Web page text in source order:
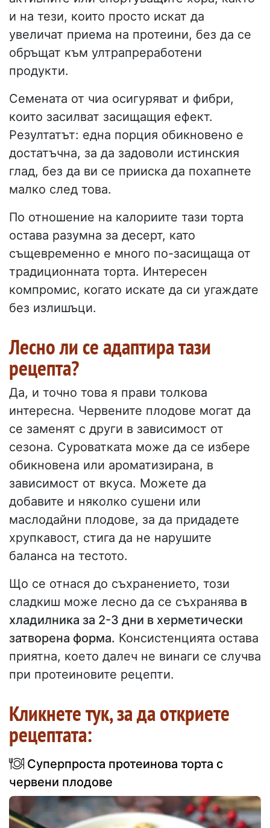
и на тези, които просто искат да
увеличат приема на протеини, без да се
обръщат към ултрапреработени
продукти.
Семената от чиа осигуряват и фибри,
които засилват засищащия ефект.
Резултатът: една порция обикновено е
достатъчна, за да задоволи истинския
глад, без да ви се прииска да похапнете
малко след това.
По отношение на калориите тази торта
остава разумна за десерт, като
същевременно е много по-засищаща от
традиционната торта. Интересен
компромис, когато искате да си угаждате
без излишъци.
Лесно ли се адаптира тази
рецепта?
Да, и точно това я прави толкова
интересна. Червените плодове могат да
се заменят с други в зависимост от
сезона. Суроватката може да се избере
обикновена или ароматизирана, в
зависимост от вкуса. Можете да
добавите и няколко сушени или
маслодайни плодове, за да придадете
хрупкавост, стига да не нарушите
баланса на тестото.
Що се отнася до съхранението, този
сладкиш може лесно да се съхранява в
хладилника за 2-3 дни в херметически
затворена форма. Консистенцията остава
приятна, което далеч не винаги се случва
при протеиновите рецепти.
Кликнете тук, за да откриете
рецептата:
Суперпроста протеинова торта с
червени плодове